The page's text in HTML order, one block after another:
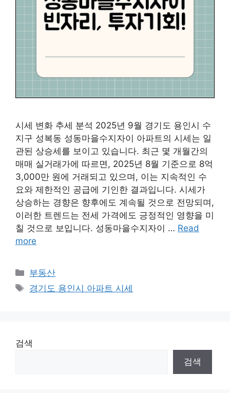
시세 변화 추세 분석 2025년 9월 경기도 용인시 수
지구 성복동 성동마을수지자이 아파트의 시세는 일
관된 상승세를 보이고 있습니다. 최근 몇 개월간의
매매 실거래가에 따르면, 2025년 8월 기준으로 8억
3,000만 원에 거래되고 있으며, 이는 지속적인 수
요와 제한적인 공급에 기인한 결과입니다. 시세가
상승하는 경향은 향후에도 계속될 것으로 전망되며,
이러한 트렌드는 전세 가격에도 긍정적인 영향을 미
칠 것으로 보입니다. 성동마을수지자이 … Read
more
Categories
부동산
Tags
경기도 용인시 아파트 시세
검색
검색